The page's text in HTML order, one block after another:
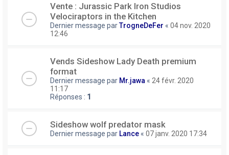
Vente : Jurassic Park Iron Studios
Velociraptors in the Kitchen
Dernier message parTrogneDeFer « 04 nov. 2020
12:46
Vends Sideshow Lady Death premium
format
Dernier message par Mr.jawa « 24 févr. 2020
11:17
Réponses : 1
Sideshow wolf predator mask
Dernier message par Lance « 07 janv. 2020 17:34